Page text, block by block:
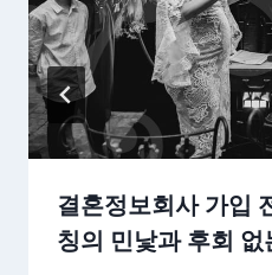
결혼정보회사 가입
칭의 민낯과 후회 없